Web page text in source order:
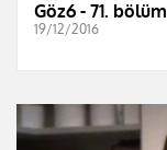
Göz6 - 71. bölüm
19/12/2016